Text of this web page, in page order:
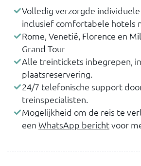
Volledig verzorgde individuele
inclusief comfortabele hotels
Rome, Venetië, Florence en
Grand Tour
Alle treintickets inbegrepen,
plaatsreservering.
24/7 telefonische support
treinspecialisten.
Mogelijkheid om de reis te
een WhatsApp bericht voor